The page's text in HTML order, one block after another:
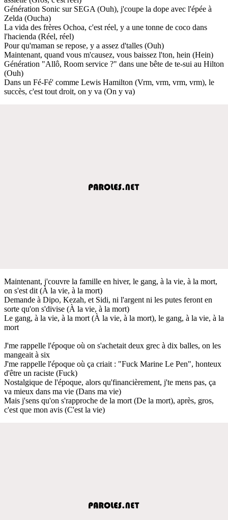
Génération Sonic sur SEGA (Ouh), j'coupe la dope avec l'épée à
Zelda (Oucha)
La vida des frères Ochoa, c'est réel, y a une tonne de coco dans
l'hacienda (Réel, réel)
Pour qu'maman se repose, y a assez d'talles (Ouh)
Maintenant, quand vous m'causez, vous baissez l'ton, hein (Hein)
Génération "Allô, Room service ?" dans une bête de te-sui au Hilton
(Ouh)
Dans un Fé-Fé' comme Lewis Hamilton (Vrm, vrm, vrm, vrm), le
succès, c'est tout droit, on y va (On y va)
Maintenant, j'couvre la famille en hiver, le gang, à la vie, à la mort,
on s'est dit (À la vie, à la mort)
Demande à Dipo, Kezah, et Sidi, ni l'argent ni les putes feront en
sorte qu'on s'divise (À la vie, à la mort)
Le gang, à la vie, à la mort (À la vie, à la mort), le gang, à la vie, à la
mort
J'me rappelle l'époque où on s'achetait deux grec à dix balles, on les
mangeait à six
J'me rappelle l'époque où ça criait : "Fuck Marine Le Pen", honteux
d'être un raciste (Fuck)
Nostalgique de l'époque, alors qu'financièrement, j'te mens pas, ça
va mieux dans ma vie (Dans ma vie)
Mais j'sens qu'on s'rapproche de la mort (De la mort), après, gros,
c'est que mon avis (C'est la vie)